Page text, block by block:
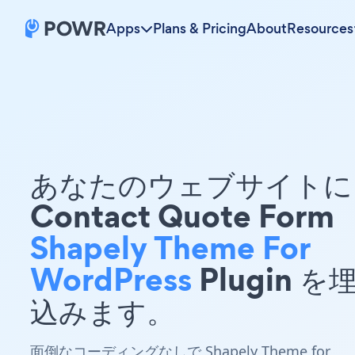
Apps Plans & PricingAboutResources
あなたのウェブサイト
Contact Quote Form
Shapely Theme For
WordPress Plugin を
込みます。
面倒なコーディングなしで Shapely Theme for